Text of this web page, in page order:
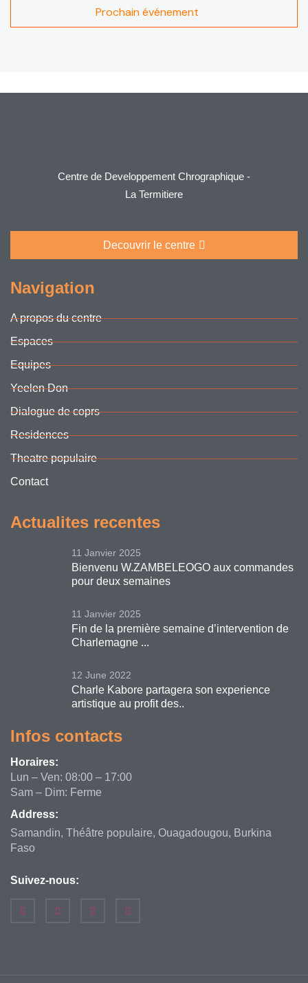
Prochain événement
Centre de Developpement Chrographique -
La Termitiere
Decouvrir le centre
Navigation
A propos du centre
Espaces
Equipes
Yeelen Don
Dialogue de coprs
Residences
Theatre populaire
Contact
Actualites recentes
11 Janvier 2025
Bienvenu W.ZAMBELEOGO aux commandes
pour deux semaines
11 Janvier 2025
Fin de la première semaine d’intervention de
Charlemagne ...
12 June 2022
Charle Kabore partagera son experience
artistique au profit des..
Infos contacts
Horaires:
Lun – Ven: 08:00 – 17:00
Sam – Dim: Ferme
Address:
Samandin, Théâtre populaire, Ouagadougou, Burkina
Faso
Suivez-nous: